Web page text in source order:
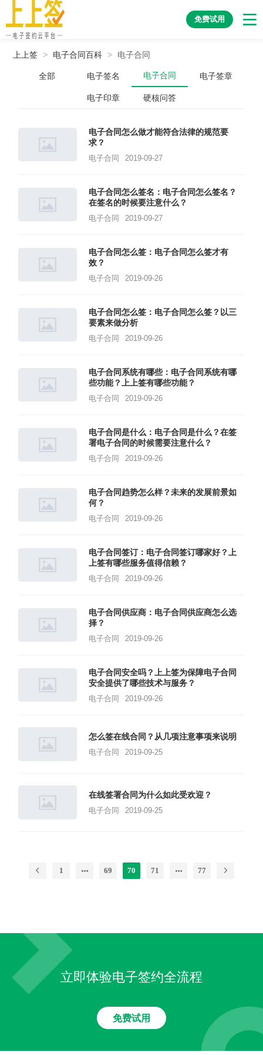
免费试用
上上签 > 电子合同百科 > 电子合同
全部 电子签名 电子合同 电子签章
电子印章 硬核问答
电子合同怎么做才能符合法律的规范要
求？
电子合同 2019-09-27
电子合同怎么签名：电子合同怎么签名？
在签名的时候要注意什么？
电子合同 2019-09-27
电子合同怎么签：电子合同怎么签才有
效？
电子合同 2019-09-26
电子合同怎么签：电子合同怎么签？以三
要素来做分析
电子合同 2019-09-26
电子合同系统有哪些：电子合同系统有哪
些功能？上上签有哪些功能？
电子合同 2019-09-26
电子合同是什么：电子合同是什么？在签
署电子合同的时候需要注意什么？
电子合同 2019-09-26
电子合同趋势怎么样？未来的发展前景如
何？
电子合同 2019-09-26
电子合同签订：电子合同签订哪家好？上
上签有哪些服务值得信赖？
电子合同 2019-09-26
电子合同供应商：电子合同供应商怎么选
择？
电子合同 2019-09-26
电子合同安全吗？上上签为保障电子合同
安全提供了哪些技术与服务？
电子合同 2019-09-26
怎么签在线合同？从几项注意事项来说明
电子合同 2019-09-25
在线签署合同为什么如此受欢迎？
电子合同 2019-09-25
1 69 70 71 77
立即体验电子签约全流程
免费试用